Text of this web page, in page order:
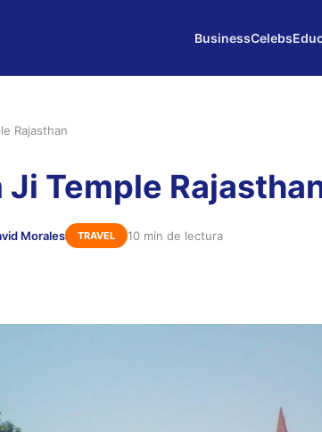
BusinessCelebs
Rajasthan
Ji Temple
Morales TRAVEL 10 min de lectura